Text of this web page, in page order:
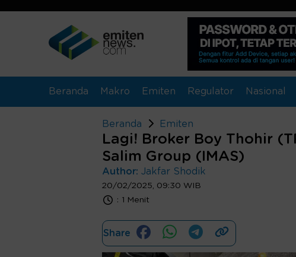
Beranda Makro Emiten Regulator Nasional
Beranda Emiten
Lagi! Broker Boy Thohir
Salim Group (IMAS)
Author: Jakfar Shodik
20/02/2025, 09:30 WIB
: 1 Menit
Share